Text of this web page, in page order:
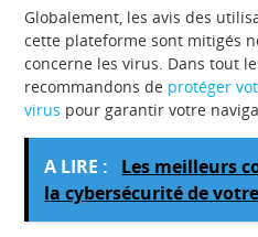
Globalement, les avis des
cette plateforme sont mitigés
concerne les virus. Dans tout
recommandons de protéger
virus pour garantir votre
A LIRE :
Les meilleurs
la cybersécurité de